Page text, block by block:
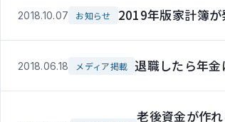
2018.10.07 お知らせ 2019年版家計簿が
2018.06.18 メディア掲載 退職したら年金
老後資金が作